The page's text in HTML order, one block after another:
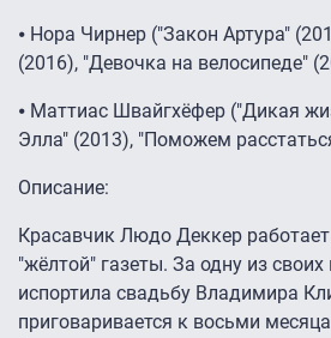
⦁ Нора Чирнер ("Закон Артура"
(2016), "Девочка на велосипеде"
⦁ Маттиас Швайгхёфер ("Дикая
Элла" (2013), "Поможем
Описание:
Красавчик Людо Деккер
"жёлтой" газеты. За одну из
испортила свадьбу Владимира
приговаривается к восьми